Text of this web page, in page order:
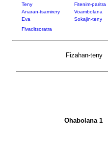
Teny Fitenim-paritra
Anaran-tsamirery
Voambolana
Eva
Sokajin-teny
Fivaditsoratra
Fizahan-teny
Ohabolana 1